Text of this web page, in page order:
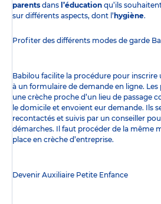
parents dans l’éducation qu’ils
sur différents aspects, dont l’ hygiène.
Profiter des différents modes de garde
Babilou facilite la procédure pour inscrire
à un formulaire de demande en ligne.
une crèche proche d’un lieu de passage
le domicile et envoient eur demande. Ils
recontactés et suivis par un conseiller
démarches. Il faut procéder de la même
place en crèche d’entreprise.
Devenir Auxiliaire Petite Enfance